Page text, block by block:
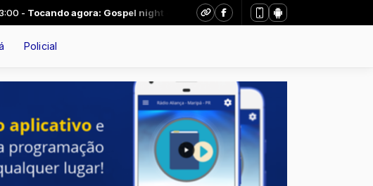
-Tocando agora: Gospel night - Parte 1
Policial